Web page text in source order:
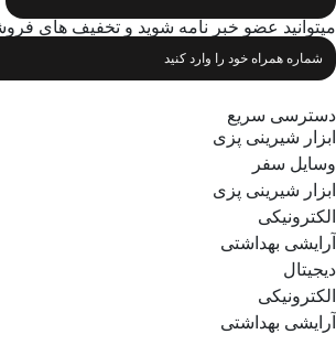
اهدف لورم ایپسوم متن ساختگی با تولید
میتوانید عضو خبر نامه شوید و تخفیف های
دسترسی سریع
ابزار شیرینی پزی
وسایل سفر
ابزار شیرینی پزی
الکترونیکی
آرایشی بهداشتی
دیجیتال
الکترونیکی
آرایشی بهداشتی